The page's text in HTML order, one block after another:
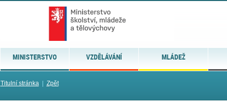
MINISTERSTVO VZDĚLÁVÁNÍ MLÁDEŽ
Titulní stránka| Zpět